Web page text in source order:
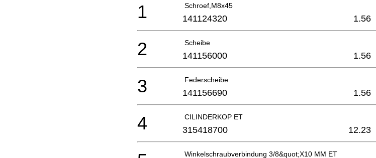
Schroef,M8x45
1 141124320 1.56
Scheibe
2 141156000 1.56
Federscheibe
3 141156690 1.56
CILINDERKOP ET
4 315418700 12.23
Winkelschraubverbindung 3/8&quot;X10 MM ET